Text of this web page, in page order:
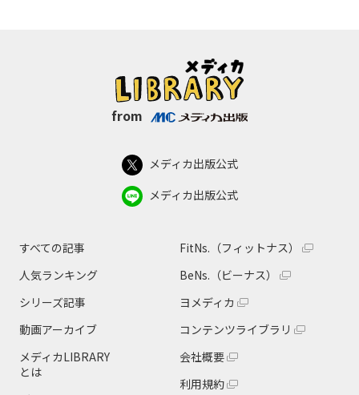
from
メディカ出版公式
メディカ出版公式
すべての記事
人気ランキング
シリーズ記事
動画アーカイブ
メディカLIBRARY
とは
FitNs.（フィットナス）
BeNs.（ビーナス）
ヨメディカ
コンテンツライブラリ
会社概要
利用規約